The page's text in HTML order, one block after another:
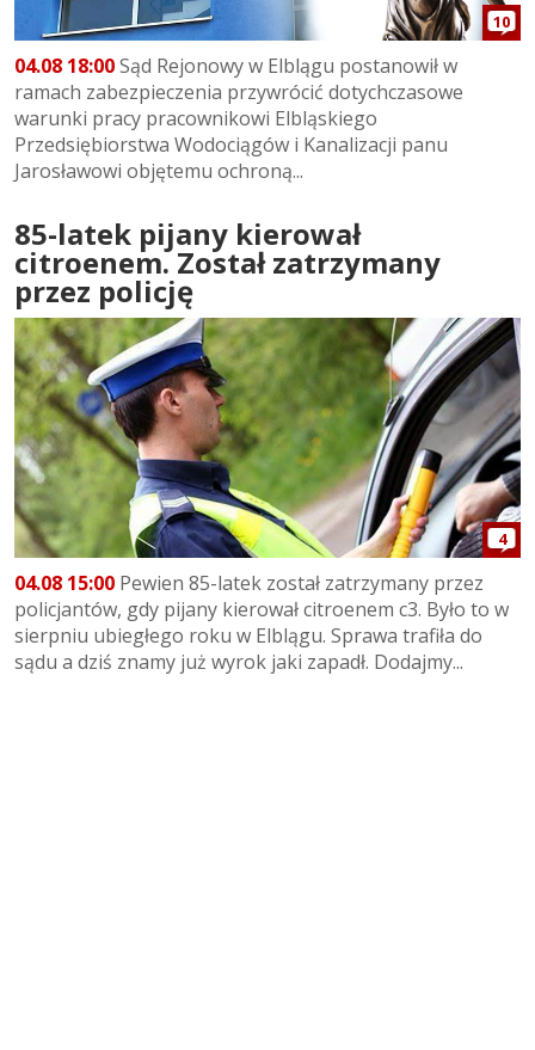
10
04.08 18:00Sąd Rejonowy w Elblągu postanowił w
ramach zabezpieczenia przywrócić dotychczasowe
warunki pracy pracownikowi Elbląskiego
Przedsiębiorstwa Wodociągów i Kanalizacji panu
Jarosławowi objętemu ochroną...
85-latek pijany kierował
citroenem. Został zatrzymany
przez policję
4
04.08 15:00 Pewien 85-latek został zatrzymany przez
policjantów, gdy pijany kierował citroenem c3. Było to w
sierpniu ubiegłego roku w Elblągu. Sprawa trafiła do
sądu a dziś znamy już wyrok jaki zapadł. Dodajmy...